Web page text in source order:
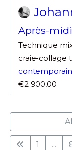
Après-
Technique
craie-collage
contemporain
€2 900,00
1 ...